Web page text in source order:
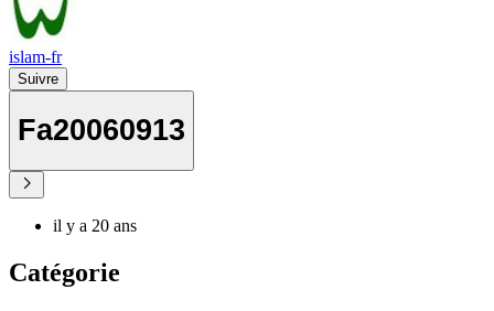
islam-fr
Suivre
Fa20060913
il y a 20 ans
Catégorie